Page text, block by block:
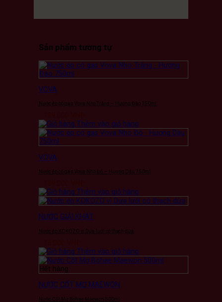
Sản phẩm tương tự
VOVA
Nước ép có gas Vova Nho Trắng – Hương Đào 750ml
Thêm vào giỏ hàng
VOVA
Nước ép có gas Vova Nho Đỏ – Hương Dâu 750ml
Thêm vào giỏ hàng
NƯỚC GIẢI KHÁT
Nước ép KOKOZO vị Dưa lưới có thạch dừa
Thêm vào giỏ hàng
Hết hàng
NƯỚC CỐT MƠ MAEWON
Nước Cốt Mơ Bohae Maewon 500ml